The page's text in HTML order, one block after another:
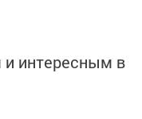
интересным в